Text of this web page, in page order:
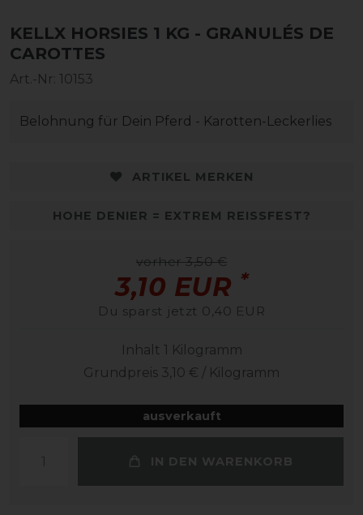
KELLX HORSIES 1 KG - GRANULÉS DE
CAROTTES
Art.-Nr: 10153
Belohnung für Dein Pferd - Karotten-Leckerlies
ARTIKEL MERKEN
HOHE DENIER = EXTREM REISSFEST?
vorher 3,50 €
3,10 EUR *
Du sparst jetzt 0,40 EUR
Inhalt 1 Kilogramm
Grundpreis 3,10 € / Kilogramm
ausverkauft
IN DEN WARENKORB